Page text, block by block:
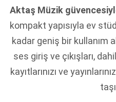
Aktaş Müzik
kompakt yapısıyla ev
kadar geniş bir kullanım
ses giriş ve çıkışları,
kayıtlarınızı ve